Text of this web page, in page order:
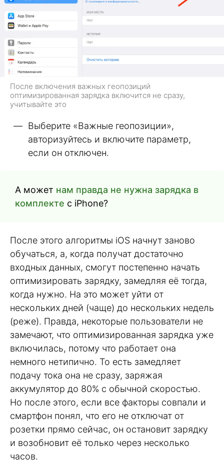
После включения важных геопозиций
оптимизированная зарядка включится не сразу,
учитывайте это
Выберите «Важные геопозиции»,
авторизуйтесь и включите параметр,
если он отключен.
А может нам правда не нужна зарядка в
комплекте с iPhone?
После этого алгоритмы iOS начнут заново
обучаться, а, когда получат достаточно
входных данных, смогут постепенно начать
оптимизировать зарядку, замедляя её тогда,
когда нужно. На это может уйти от
нескольких дней (чаще) до нескольких недель
(реже). Правда, некоторые пользователи не
замечают, что оптимизированная зарядка уже
включилась, потому что работает она
немного нетипично. То есть замедляет
подачу тока она не сразу, заряжая
аккумулятор до 80% с обычной скоростью.
Но после этого, если все факторы совпали и
смартфон понял, что его не отключат от
розетки прямо сейчас, он остановит зарядку
и возобновит её только через несколько
часов.